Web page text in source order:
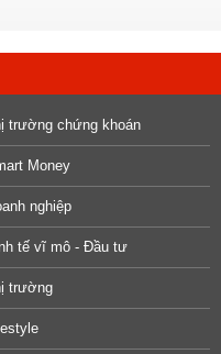
trường chứng khoán
Money
nghiệp
tế vĩ mô - Đầu tư
trường